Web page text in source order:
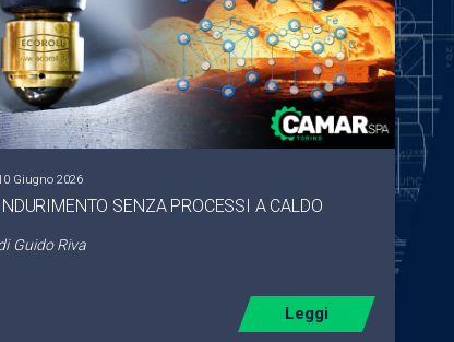
Giugno 2026
INDURIMENTO SENZA PROCESSI A CALDO
Guido Riva
Leggi